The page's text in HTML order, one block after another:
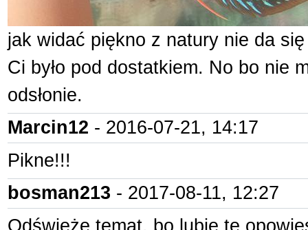
jak widać piękno z natury nie da
Ci było pod dostatkiem. No bo nie
odsłonie.
Marcin12 - 2016-07-21, 14:17
Pikne!!!
bosman213 - 2017-08-11, 12:27
Odświeżę temat, bo lubię te